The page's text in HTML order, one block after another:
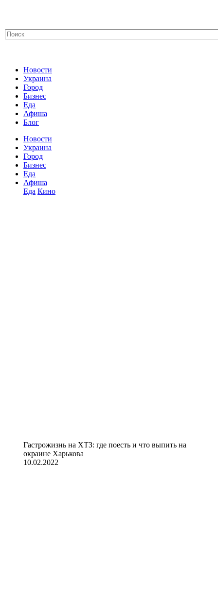
Новости
Украина
Город
Бизнес
Еда
Афиша
Блог
Новости
Украина
Город
Бизнес
Еда
Афиша
Еда Кино
Гастрожизнь на ХТЗ: где поесть и что выпить на
окраине Харькова
10.02.2022